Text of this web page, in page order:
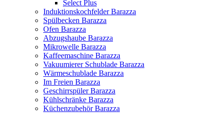
Select Plus
Induktionskochfelder Barazza
Spülbecken Barazza
Ofen Barazza
Abzugshaube Barazza
Mikrowelle Barazza
Kaffeemaschine Barazza
Vakuumierer Schublade Barazza
Wärmeschublade Barazza
Im Freien Barazza
Geschirrspüler Barazza
Kühlschränke Barazza
Küchenzubehör Barazza